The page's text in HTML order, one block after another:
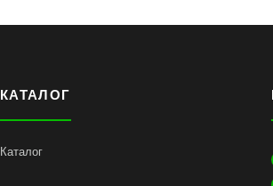
КАТАЛОГ
Каталог